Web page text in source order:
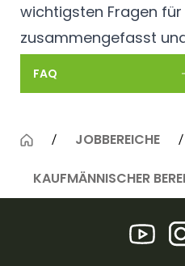
wichtigsten Fragen für
zusammengefasst
FAQ
JOBBEREICHE
KAUFMÄNNISCHER